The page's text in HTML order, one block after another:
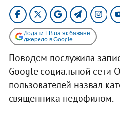
Додати LB.ua як бажане
джерело в Google
Поводом послужила
Google социальной сети
пользователей назвал
священника педофилом.